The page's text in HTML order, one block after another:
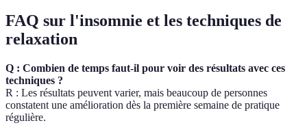
FAQ sur l'insomnie et les techniques de
relaxation
Q : Combien de temps faut-il pour voir des résultats avec ces
techniques ?
R : Les résultats peuvent varier, mais beaucoup de personnes
constatent une amélioration dès la première semaine de pratique
régulière.